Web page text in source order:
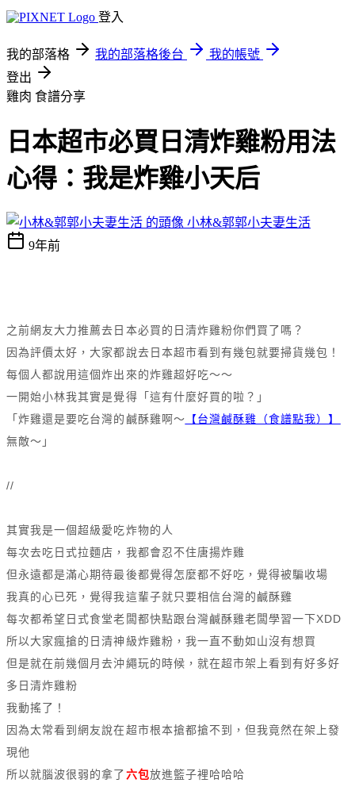
登入
我的部落格 我的部落格後台
我的帳號
登出
雞肉 食譜分享
日本超市必買日清炸雞粉用法
心得：我是炸雞小天后
小林&郭郭小夫妻生活
9年前
之前網友大力推薦去日本必買的日清炸雞粉你們買了嗎？
因為評價太好，大家都說去日本超市看到有幾包就要掃貨幾包！
每個人都說用這個炸出來的炸雞超好吃～～
一開始小林我其實是覺得「這有什麼好買的啦？」
「炸雞還是要吃台灣的鹹酥雞啊～ 【台灣鹹酥雞（食譜點我）】
無敵～」
//
其實我是一個超級愛吃炸物的人
每次去吃日式拉麵店，我都會忍不住唐揚炸雞
但永遠都是滿心期待最後都覺得怎麼都不好吃，覺得被騙收場
我真的心已死，覺得我這輩子就只要相信台灣的鹹酥雞
每次都希望日式食堂老闆都快點跟台灣鹹酥雞老闆學習一下XDD
所以大家瘋搶的日清神級炸雞粉，我一直不動如山沒有想買
但是就在前幾個月去沖繩玩的時候，就在超市架上看到有好多好
多日清炸雞粉
我動搖了！
因為太常看到網友說在超市根本搶都搶不到，但我竟然在架上發
現他
所以就腦波很弱的拿了六包放進籃子裡哈哈哈